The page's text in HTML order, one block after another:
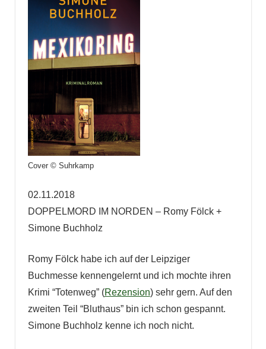
Cover © Suhrkamp
02.11.2018
DOPPELMORD IM NORDEN – Romy Fölck +
Simone Buchholz
Romy Fölck habe ich auf der Leipziger
Buchmesse kennengelernt und ich mochte ihren
Krimi “Totenweg” (Rezension) sehr gern. Auf den
zweiten Teil “Bluthaus” bin ich schon gespannt.
Simone Buchholz kenne ich noch nicht.